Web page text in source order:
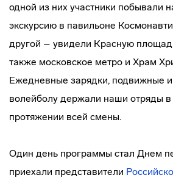
одной из них участники побывали
экскурсию в павильоне
другой – увидели Красную
также московское метро и Храм
Ежедневные зарядки, подвижные
волейболу держали наши отряды в
протяжении всей смены.
Один день программы стал Днем
приехали представители